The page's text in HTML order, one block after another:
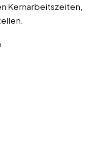
Kernarbeitszeiten,